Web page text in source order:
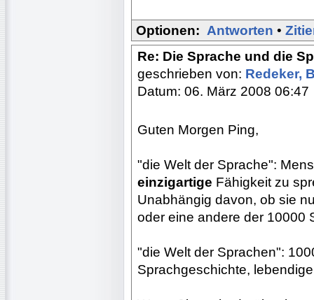
Optionen: Antworten •
Re: Die Sprache und die
geschrieben von: Redeker,
Datum: 06. März 2008 06:47
Guten Morgen Ping,
"die Welt der Sprache":
einzigartige Fähigkeit zu
Unabhängig davon, ob sie
oder eine andere der 10000
"die Welt der Sprachen":
Sprachgeschichte,